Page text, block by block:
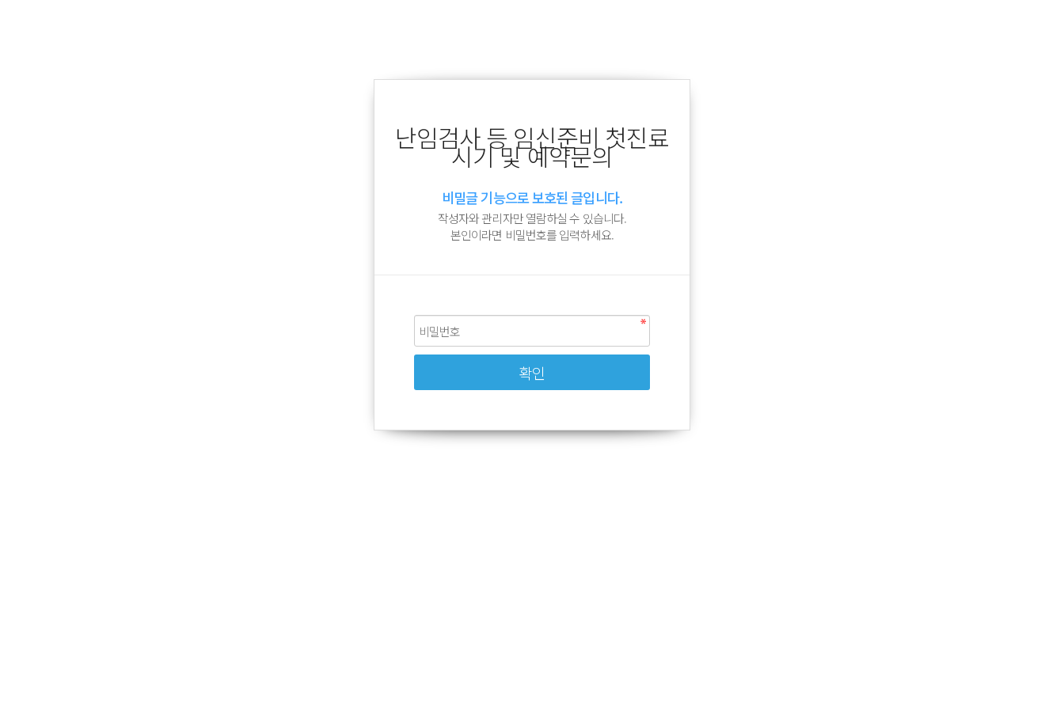
난임검사 등 임신준비 첫진료
시기 및 예약문의
비밀글 기능으로 보호된 글입니다.
작성자와 관리자만 열람하실 수 있습니다.
본인이라면 비밀번호를 입력하세요.